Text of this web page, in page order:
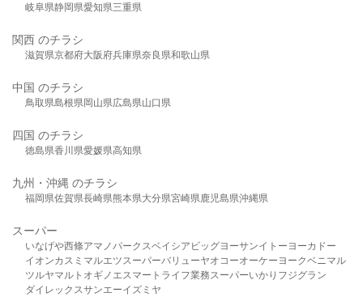
岐阜県静岡県愛知県三重県
関西 のチラシ
滋賀県京都府大阪府兵庫県奈良県和歌山県
中国 のチラシ
鳥取県島根県岡山県広島県山口県
四国 のチラシ
徳島県香川県愛媛県高知県
九州・沖縄 のチラシ
福岡県佐賀県長崎県熊本県大分県宮崎県鹿児島県沖縄県
スーパー
いなげや西條アマノパークスベイシア ビッグヨーサンイトーヨーカドー
イオンカスミ マルエツスーパーバリューヤオコーオーケー ヨークベニマル
ツルヤマルト オギノ エスマート ライフ業務スーパーいかり フジグラン
ダイレックスサンエーイズミヤ